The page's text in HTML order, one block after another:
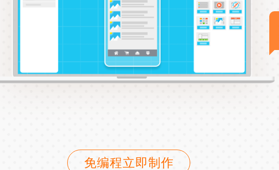
免编程立即制作